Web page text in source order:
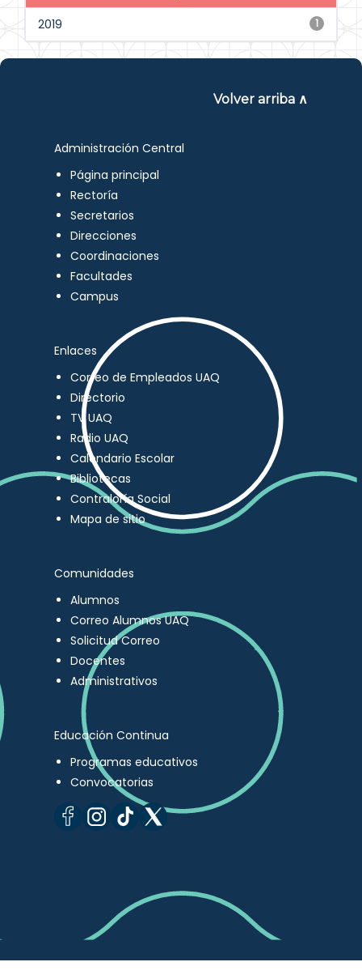
1
2019
Volver arriba ∧
Administración Central
Página principal
Rectoría
Secretarios
Direcciones
Coordinaciones
Facultades
Campus
Enlaces
Correo de Empleados UAQ
Directorio
TV UAQ
Radio UAQ
Calendario Escolar
Bibliotecas
Contraloría Social
Mapa de sitio
Comunidades
Alumnos
Correo Alumnos UAQ
Solicitud Correo
Docentes
Administrativos
Educación Continua
Programas educativos
Convocatorias